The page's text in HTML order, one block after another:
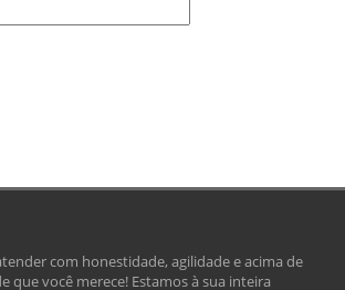
com honestidade, agilidade e acima de
que você merece! Estamos à sua inteira